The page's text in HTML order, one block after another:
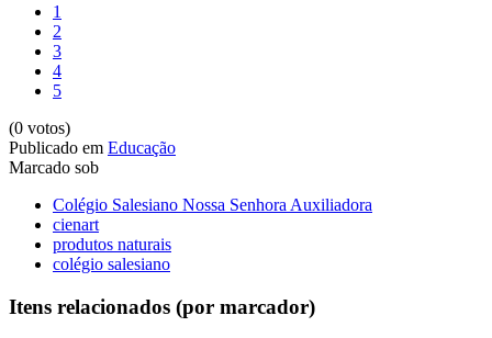
1
2
3
4
5
(0 votos)
Publicado em Educação
Marcado sob
Colégio Salesiano Nossa Senhora Auxiliadora
cienart
produtos naturais
colégio salesiano
Itens relacionados (por marcador)